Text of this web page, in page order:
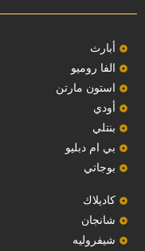
‏أبارث‏
الفا روميو
استون مارتن
أودي
بنتلي
بي ام دبليو
بوجاتي
كاديلاك
‏شانجان‏
شيفروليه